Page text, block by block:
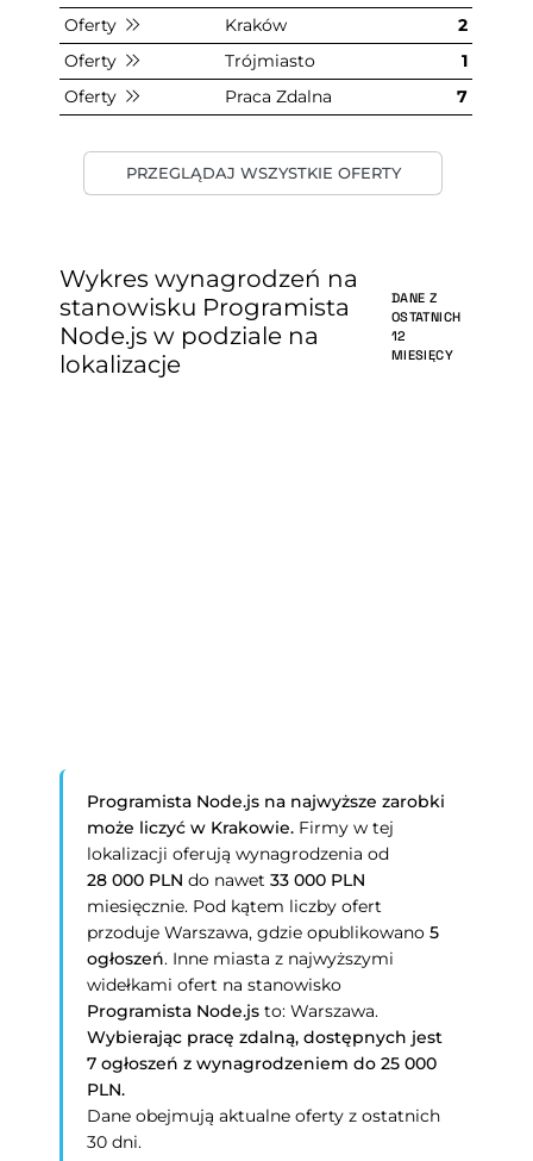
Oferty
Kraków
2
Oferty
Trójmiasto
1
Oferty
Praca Zdalna 7
PRZEGLĄDAJ WSZYSTKIE OFERTY
Wykres wynagrodzeń na
stanowisku Programista
Node.js w podziale na
lokalizacje
DANE Z
OSTATNICH
12
MIESIĘCY
Programista Node.js na najwyższe zarobki
może liczyć w Krakowie. Firmy w tej
lokalizacji oferują wynagrodzenia od
28 000 PLN do nawet33 000 PLN
miesięcznie. Pod kątem liczby ofert
przoduje Warszawa, gdzie opublikowano5
ogłoszeń. Inne miasta z najwyższymi
widełkami ofert na stanowisko
Programista Node.js to: Warszawa.
Wybierając pracę zdalną, dostępnych jest
7 ogłoszeń z wynagrodzeniem do 25 000
PLN.
Dane obejmują aktualne oferty z ostatnich
30 dni.